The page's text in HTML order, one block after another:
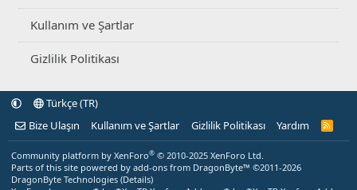
Kullanım ve Şartlar
Gizlilik Politikası
Türkçe (TR)
Bize Ulaşın
Kullanım ve Şartlar Gizlilik Politikası Yardım
R
Community platform by XenForo® © 2010-2025 XenForo Ltd.
Parts of this site powered by add-ons from DragonByte™ ©2011-2026
DragonByte Technologies (Details)